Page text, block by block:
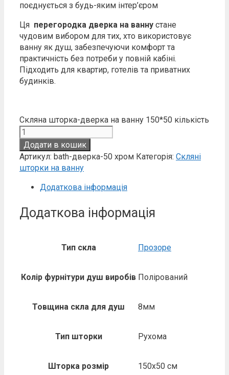
поєднується з будь-яким інтер’єром
Ця перегородка дверка на ванну стане
чудовим вибором для тих, хто використовує
ванну як душ, забезпечуючи комфорт та
практичність без потреби у повній кабіні.
Підходить для квартир, готелів та приватних
будинків.
Скляна шторка-дверка на ванну 150*50 кількість
Додати в кошик
Артикул: bath-дверка-50 хром Категорія: Скляні
шторки на ванну
Додаткова інформація
Додаткова інформація
Тип скла Прозоре
Колір фурнітури душ виробів Полірований
Товщина скла для душ 8мм
Тип шторки Рухома
Шторка розмір 150х50 см